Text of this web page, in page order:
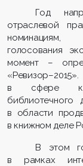
Год
отраслевой
номинациям,
голосования
момент –
в сфере
в области
в книжном деле
В этом
в рамках